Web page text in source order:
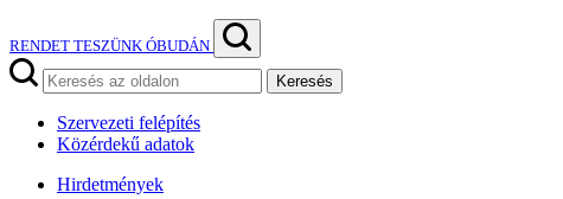
RENDET TESZÜNK ÓBUDÁN
Keresés
Szervezeti felépítés
Közérdekű adatok
Hirdetmények